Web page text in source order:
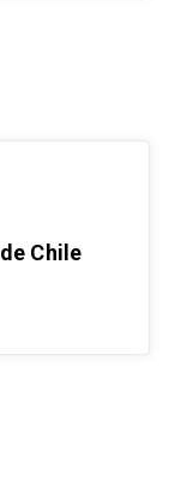
Chile